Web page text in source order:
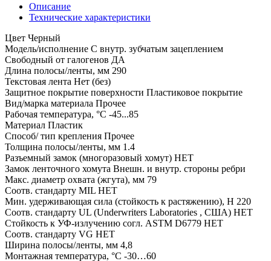
Описание
Технические характеристики
Цвет Черный
Модель/исполнение С внутр. зубчатым зацеплением
Свободный от галогенов ДА
Длина полосы/ленты, мм 290
Текстовая лента Нет (без)
Защитное покрытие поверхности Пластиковое покрытие
Вид/марка материала Прочее
Рабочая температура, °C -45...85
Материал Пластик
Способ/ тип крепления Прочее
Толщина полосы/ленты, мм 1.4
Разъемный замок (многоразовый хомут) НЕТ
Замок ленточного хомута Внешн. и внутр. стороны ребри
Макс. диаметр охвата (жгута), мм 79
Соотв. стандарту MIL НЕТ
Мин. удерживающая сила (стойкость к растяжению), Н 220
Соотв. стандарту UL (Underwriters Laboratories , США) НЕТ
Стойкость к УФ-излучению согл. ASTM D6779 НЕТ
Соотв. стандарту VG НЕТ
Ширина полосы/ленты, мм 4,8
Монтажная температура, °C -30…60